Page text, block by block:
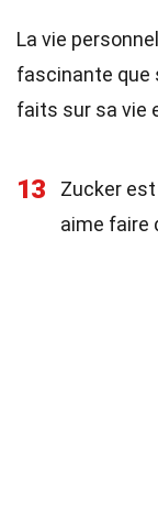
La vie
fascinante que
faits sur sa vie
13
Zucker
aime faire